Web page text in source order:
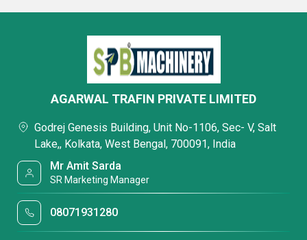
AGARWAL TRAFIN PRIVATE LIMITED
Godrej Genesis Building, Unit No-1106, Sec- V, Salt
Lake,, Kolkata, West Bengal, 700091, India
Mr Amit Sarda
SR Marketing Manager
08071931280